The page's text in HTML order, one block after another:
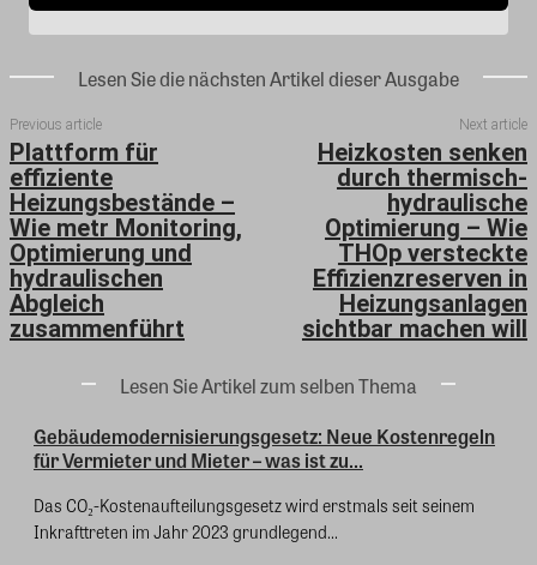
Lesen Sie die nächsten Artikel dieser Ausgabe
Previous article
Plattform für
effiziente
Heizungsbestände –
Wie metr Monitoring,
Optimierung und
hydraulischen
Abgleich
zusammenführt
Next article
Heizkosten senken
durch thermisch-
hydraulische
Optimierung – Wie
THOp versteckte
Effizienzreserven in
Heizungsanlagen
sichtbar machen will
Lesen Sie Artikel zum selben Thema
Gebäudemodernisierungsgesetz: Neue Kostenregeln
für Vermieter und Mieter – was ist zu...
Das CO₂-Kostenaufteilungsgesetz wird erstmals seit seinem
Inkrafttreten im Jahr 2023 grundlegend...